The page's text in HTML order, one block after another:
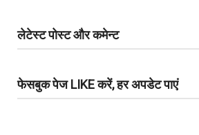
लेटेस्ट पोस्ट और कमेन्ट
फेसबुक पेज LIKE करें, हर अपडेट पाएं